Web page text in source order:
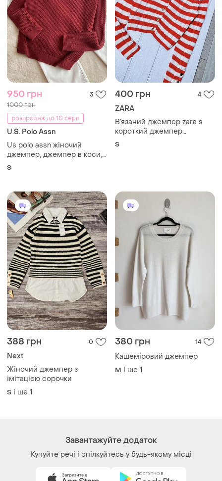
950 грн 3
1000 грн
розпродаж до 10 серп
U.S. Polo Assn
Us polo assn жіночий
джемпер, джемпер в коси,
светр в коси, пуловер
S
400 грн 4
ZARA
В’язаний джемпер zara s
короткий джемпер
смугастий жіночий
S
388 грн 0
Next
Жіночий джемпер з
імітацією сорочки
S і ще 1
380 грн 14
Кашеміровий джемпер
M і ще 1
Завантажуйте додаток
Купуйте речі і спілкуйтесь у будь-якому місці